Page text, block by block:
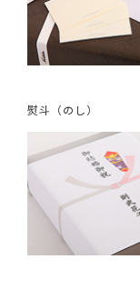
熨斗（のし）